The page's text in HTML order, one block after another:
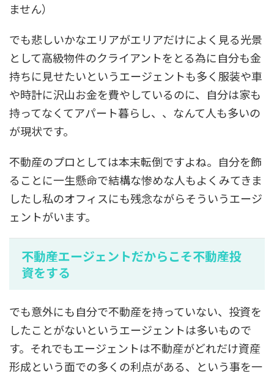
ません）
でも悲しいかなエリアがエリアだけによく見る光景
として高級物件のクライアントをとる為に自分も金
持ちに見せたいというエージェントも多く服装や車
や時計に沢山お金を費やしているのに、自分は家も
持ってなくてアパート暮らし、、なんて人も多いの
が現状です。
不動産のプロとしては本末転倒ですよね。自分を飾
ることに一生懸命で結構な惨めな人もよくみてきま
したし私のオフィスにも残念ながらそういうエージ
ェントがいます。
不動産エージェントだからこそ不動産投
資をする
でも意外にも自分で不動産を持っていない、投資を
したことがないというエージェントは多いもので
す。それでもエージェントは不動産がどれだけ資産
形成という面での多くの利点がある、という事を一